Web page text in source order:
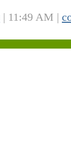
| 11:49 AM |